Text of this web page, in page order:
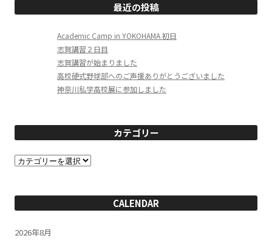
最近の投稿
Academic Camp in YOKOHAMA 初日
志賀講習２日目
志賀講習が始まりました
高校硬式野球部へのご声援ありがとうございました
神奈川私学高校展に参加しました
カテゴリー
カ
テ
ー
CALENDAR
2026年8月